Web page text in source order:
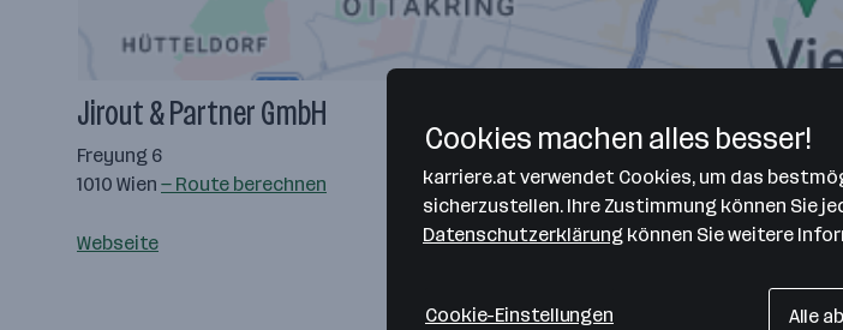
Jirout & Partner GmbH
Freyung 6
1010 Wien — Route berechnen
Webseite
Cookies machen alles besser!
karriere.at verwendet Cookies, um das
sicherzustellen. Ihre Zustimmung können Sie
Datenschutzerklärung können Sie weitere
Cookie-Einstellungen Alle